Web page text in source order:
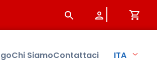
Chi SiamoContattaci ITA